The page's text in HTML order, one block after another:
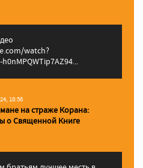
watch?
18:56
на страже Корана:
о Священной Книге